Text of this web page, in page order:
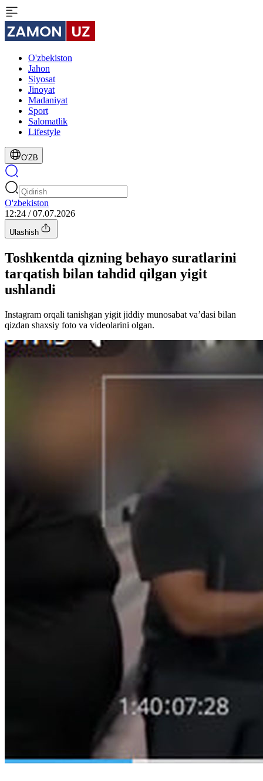
O'zbekiston
Jahon
Siyosat
Jinoyat
Madaniyat
Sport
Salomatlik
Lifestyle
O'ZB
O'zbekiston
12:24 / 07.07.2026
Ulashish
Toshkentda qizning behayo suratlarini
tarqatish bilan tahdid qilgan yigit
ushlandi
Instagram orqali tanishgan yigit jiddiy munosabat va’dasi bilan
qizdan shaxsiy foto va videolarini olgan.